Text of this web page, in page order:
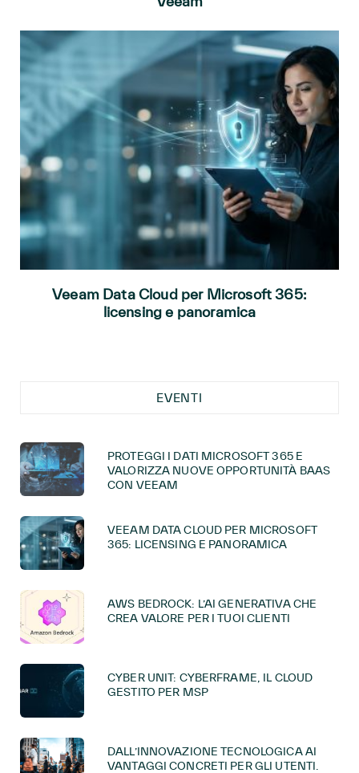
Veeam Data Cloud per Microsoft 365:
licensing e panoramica
EVENTI
PROTEGGI I DATI MICROSOFT 365 E
VALORIZZA NUOVE OPPORTUNITÀ BAAS
CON VEEAM
VEEAM DATA CLOUD PER MICROSOFT
365: LICENSING E PANORAMICA
AWS BEDROCK: L’AI GENERATIVA CHE
CREA VALORE PER I TUOI CLIENTI
CYBER UNIT: CYBERFRAME, IL CLOUD
GESTITO PER MSP
DALL’INNOVAZIONE TECNOLOGICA AI
VANTAGGI CONCRETI PER GLI UTENTI.